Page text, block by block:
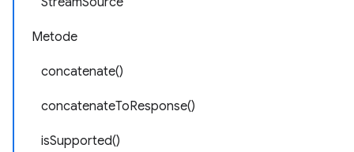
Metode
concatenate()
concatenateToResponse()
isSupported()